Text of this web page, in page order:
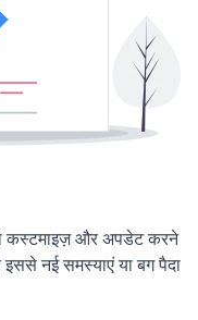
और अपडेट करने
नई समस्याएं या बग पैदा